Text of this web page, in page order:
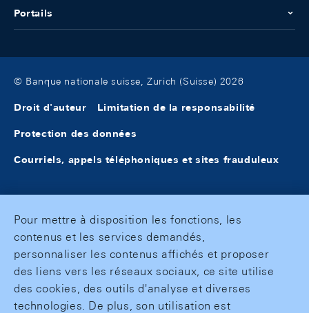
Portails
© Banque nationale suisse, Zurich (Suisse) 2026
Droit d'auteur Limitation de la responsabilité
Protection des données
Courriels, appels téléphoniques et sites frauduleux
Pour mettre à disposition les fonctions, les
contenus et les services demandés,
personnaliser les contenus affichés et proposer
des liens vers les réseaux sociaux, ce site utilise
des cookies, des outils d'analyse et diverses
technologies. De plus, son utilisation est